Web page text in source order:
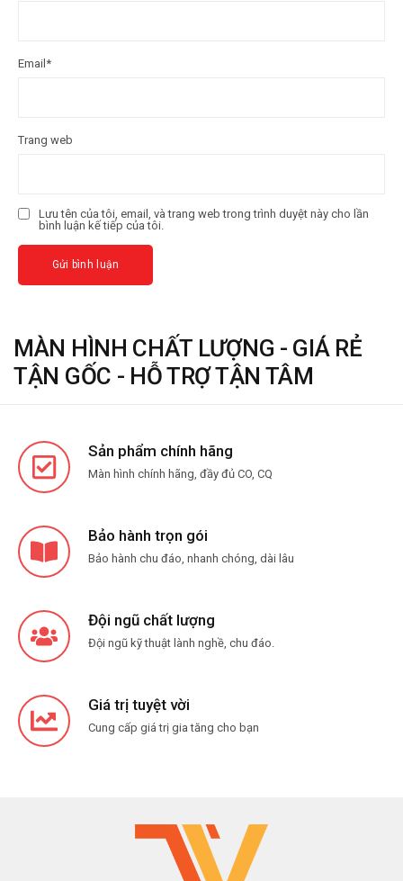
Email*
Trang web
Lưu tên của tôi, email, và trang web trong trình duyệt này cho lần
bình luận kế tiếp của tôi.
MÀN HÌNH CHẤT LƯỢNG - GIÁ RẺ
TẬN GỐC - HỖ TRỢ TẬN TÂM
Sản phẩm chính hãng
Màn hình chính hãng, đầy đủ CO, CQ
Bảo hành trọn gói
Bảo hành chu đáo, nhanh chóng, dài lâu
Đội ngũ chất lượng
Đội ngũ kỹ thuật lành nghề, chu đáo.
Giá trị tuyệt vời
Cung cấp giá trị gia tăng cho bạn